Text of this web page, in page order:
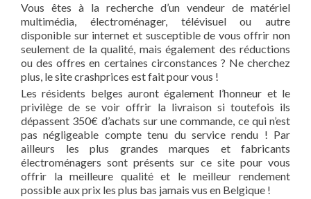
Vous êtes à la recherche d’un vendeur de matériel
multimédia, électroménager, télévisuel ou autre
disponible sur internet et susceptible de vous offrir non
seulement de la qualité, mais également des réductions
ou des offres en certaines circonstances ? Ne cherchez
plus, le site crashprices est fait pour vous !
Les résidents belges auront également l’honneur et le
privilège de se voir offrir la livraison si toutefois ils
dépassent 350€ d’achats sur une commande, ce qui n’est
pas négligeable compte tenu du service rendu ! Par
ailleurs les plus grandes marques et fabricants
électroménagers sont présents sur ce site pour vous
offrir la meilleure qualité et le meilleur rendement
possible aux prix les plus bas jamais vus en Belgique !